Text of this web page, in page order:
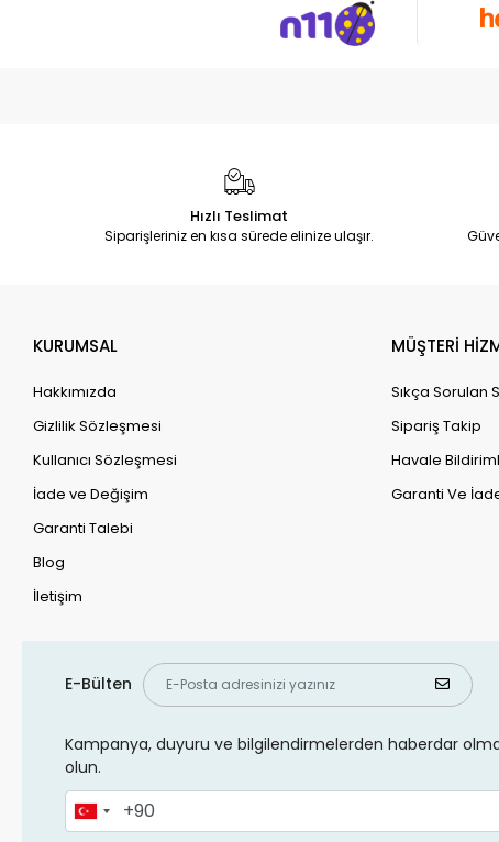
Hızlı Teslimat
Siparişleriniz en kısa sürede elinize ulaşır.
KURUMSAL
Hakkımızda
Gizlilik Sözleşmesi
Kullanıcı Sözleşmesi
İade ve Değişim
Garanti Talebi
Blog
İletişim
MÜŞTERİ
Sıkça Sorulan
Sipariş Takip
Havale
Garanti Ve
E-Bülten
Kampanya, duyuru ve bilgilendirmelerden haberdar
olun.